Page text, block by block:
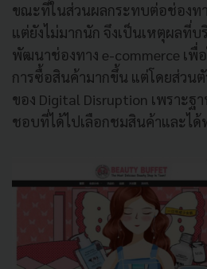
ขณะที่ในส่วนผลกระทบต่อช่องท
แต่ยังไม่มากนัก จึงเป็นเหตุผลที่
พัฒนาช่องทาง e-commerce เพื่
การซื้อสินค้ามากขึ้น แต่โดยส่วนตั
ของ Digital Disruption เพราะ
ชอบที่ได้ไปเลือกชมสินค้าและได้